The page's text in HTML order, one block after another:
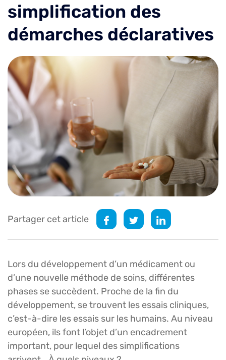
simplification des
démarches déclaratives
Partager cet article
Lors du développement d’un médicament ou
d’une nouvelle méthode de soins, différentes
phases se succèdent. Proche de la fin du
développement, se trouvent les essais cliniques,
c’est-à-dire les essais sur les humains. Au niveau
européen, ils font l’objet d’un encadrement
important, pour lequel des simplifications